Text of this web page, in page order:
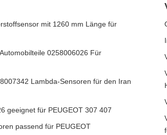
mit 1260 mm Länge für
0258006026 Für
Lambda-Sensoren für den Iran
geeignet für PEUGEOT 307 407
passend für PEUGEOT